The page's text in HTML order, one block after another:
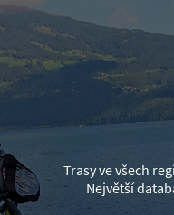
Trasy ve všech
Největší